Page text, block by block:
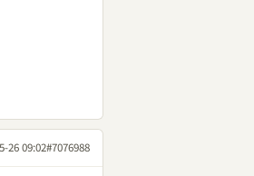
26 09:02#7076988